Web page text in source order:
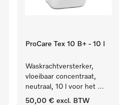
ProCare Tex 10 B+ - 10 l
Waskrachtversterker,
vloeibaar concentraat,
neutraal, 10 l voor het
effectief verwijderen van
50,00 € excl. BTW